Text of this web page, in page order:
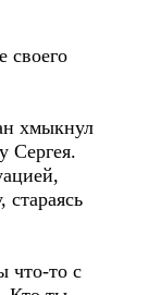
своего
хмыкнул
Сергея.
стараясь
что-то с